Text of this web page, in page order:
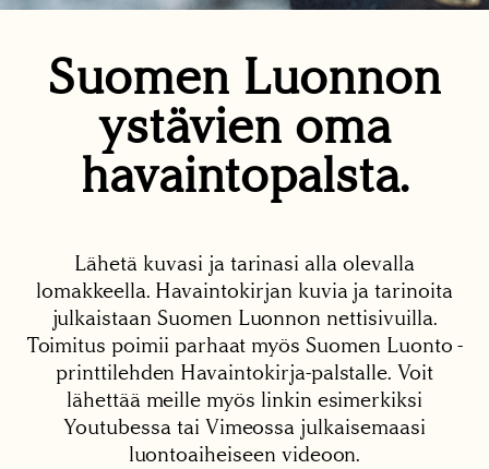
Suomen Luonnon
ystävien oma
havaintopalsta.
Lähetä kuvasi ja tarinasi alla olevalla
lomakkeella. Havaintokirjan kuvia ja tarinoita
julkaistaan Suomen Luonnon nettisivuilla.
Toimitus poimii parhaat myös Suomen Luonto -
printtilehden Havaintokirja-palstalle. Voit
lähettää meille myös linkin esimerkiksi
Youtubessa tai Vimeossa julkaisemaasi
luontoaiheiseen videoon.